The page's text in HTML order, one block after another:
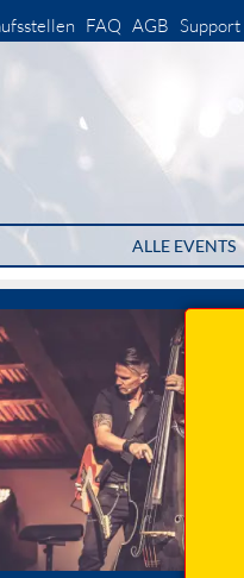
FAQ AGB Support
ALLE EVENTS